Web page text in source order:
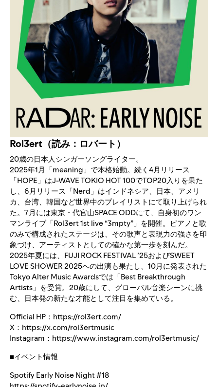
Rol3ert（読み：ロバート）
20歳の日本人シンガーソングライター。
2025年1月「meaning」で本格始動。続く4月リリース
「HOPE」はJ-WAVE TOKIO HOT 100でTOP20入りを果た
し、6月リリース「Nerd」はインドネシア、日本、アメリ
カ、台湾、韓国など世界中のプレイリストにて取り上げられ
た。7月には東京・代官山SPACE ODDにて、自身初のワン
マンライブ「Rol3ert 1st live “3mpty”」を開催。ピアノと歌
のみで構成されたステージは、その歌声と表現力の強さを印
象づけ、アーティストとしての確かな第一歩を刻んだ。
2025年夏には、FUJI ROCK FESTIVAL ’25およびSWEET
LOVE SHOWER 2025への出演も果たし、10月に発表された
Tokyo Alter Music Awardsでは「Best Breakthrough
Artists」を受賞。20歳にして、グローバル音楽シーンに挑
む、日本発の新たな才能として注目を集めている。
Official HP： https://rol3ert.com/
X： https://x.com/rol3ertmusic
Instagram： https://www.instagram.com/rol3ertmusic/
■イベント情報
Spotify Early Noise Night #18